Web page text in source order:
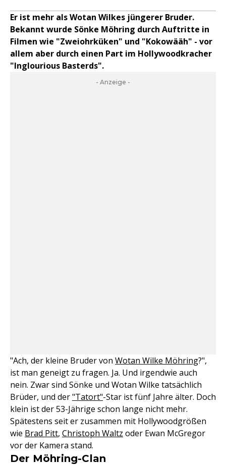
Er ist mehr als Wotan Wilkes jüngerer Bruder.
Bekannt wurde Sönke Möhring durch Auftritte in
Filmen wie "Zweiohrküken" und "Kokowääh" - vor
allem aber durch einen Part im Hollywoodkracher
"Inglourious Basterds".
- Anzeige -
"Ach, der kleine Bruder von Wotan Wilke Möhring?",
ist man geneigt zu fragen. Ja. Und irgendwie auch
nein. Zwar sind Sönke und Wotan Wilke tatsächlich
Brüder, und der"Tatort"-Star ist fünf Jahre älter. Doch
klein ist der 53-Jährige schon lange nicht mehr.
Spätestens seit er zusammen mit Hollywoodgrößen
wie Brad Pitt, Christoph Waltz oder Ewan McGregor
vor der Kamera stand.
Der Möhring-Clan